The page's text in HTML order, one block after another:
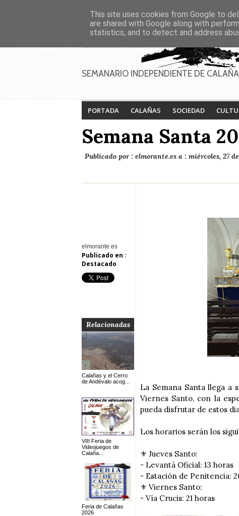
PAGINAS Inicio Contacto Anúnciate
SEMANARIO INDEPENDIENTE DE
PORTADA CALAÑAS SOCIEDAD
Semana Santa
Publicado por : elmorante.es a : miércoles, 27
elmorante.es
Publicado en :
Destacado
Relacionadas
Calañas y el Cerro
de Andévalo acog...
VIII Feria de
Videojuegos de
Calaña...
Feria de Calañas
2026
La Semana Santa llega a
Viernes Santo, con la
pueda disfrutar de estos
Los horarios serán los
⚜️ Jueves Santo:
- Levantá Oficial: 13 horas
- Estación de Penitencia:
⚜️ Viernes Santo:
- Vía Crucis: 21 horas
This site uses cookies from Google to
are shared with Google along with
statistics, and to detect and address